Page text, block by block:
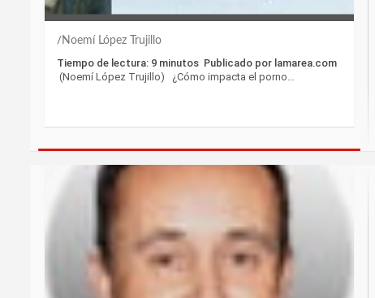
Noemí López Trujillo
Tiempo de lectura: 9 minutos Publicado por lamarea.com
(Noemí López Trujillo) ¿Cómo impacta el porno…